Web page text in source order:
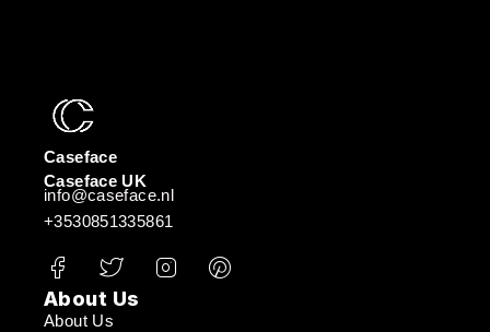
Caseface
Caseface UK
info@caseface.nl
+3530851335861
About Us
About Us